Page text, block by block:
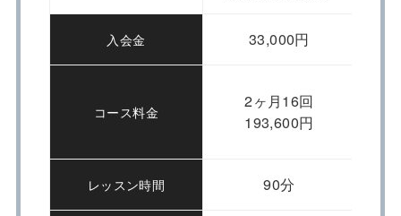
入会金 33,000円
コース料金
2ヶ月16回
193,600円
レッスン時間 90分